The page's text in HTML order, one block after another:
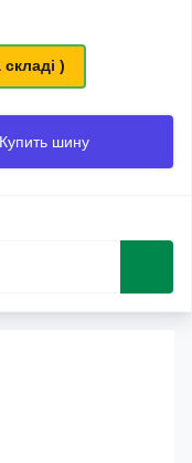
)
Купить шину